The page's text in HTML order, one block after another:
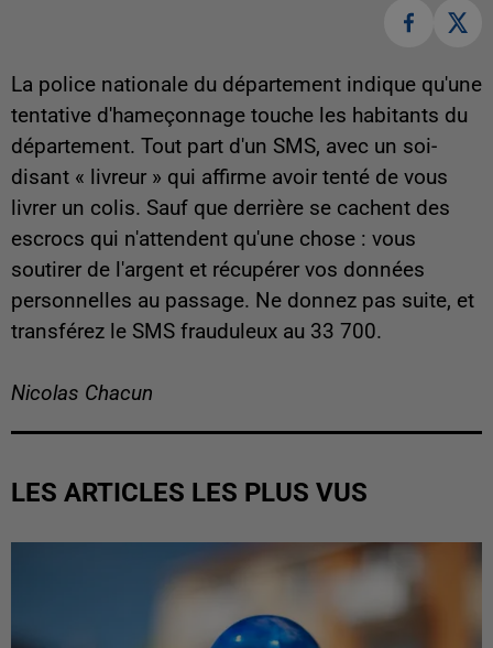
La police nationale du département indique qu'une
tentative d'hameçonnage touche les habitants du
département. Tout part d'un SMS, avec un soi-
disant « livreur » qui affirme avoir tenté de vous
livrer un colis. Sauf que derrière se cachent des
escrocs qui n'attendent qu'une chose : vous
soutirer de l'argent et récupérer vos données
personnelles au passage. Ne donnez pas suite, et
transférez le SMS frauduleux au 33 700.
Nicolas Chacun
LES ARTICLES LES PLUS VUS